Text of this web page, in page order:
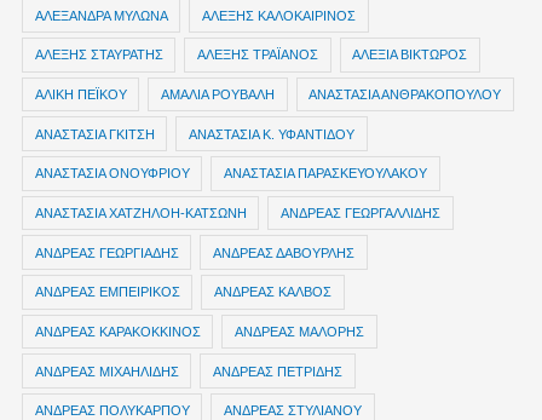
ΑΛΕΞΑΝΔΡΑ ΜΥΛΩΝΑ ΑΛΕΞΗΣ ΚΑΛΟΚΑΙΡΙΝΟΣ
ΑΛΕΞΗΣ ΣΤΑΥΡΑΤΗΣ ΑΛΕΞΗΣ ΤΡΑΪΑΝΟΣ ΑΛΕΞΙΑ ΒΙΚΤΩΡΟΣ
ΑΛΙΚΗ ΠΕΪΚΟΥ ΑΜΑΛΙΑ ΡΟΥΒΑΛΗ ΑΝΑΣΤΑΣΙΑ ΑΝΘΡΑΚΟΠΟΥΛΟΥ
ΑΝΑΣΤΑΣΙΑ ΓΚΙΤΣΗ ΑΝΑΣΤΑΣΙΑ Κ. ΥΦΑΝΤΙΔΟΥ
ΑΝΑΣΤΑΣΙΑ ΟΝΟΥΦΡΙΟΥ ΑΝΑΣΤΑΣΙΑ ΠΑΡΑΣΚΕΥΟΥΛΑΚΟΥ
ΑΝΑΣΤΑΣΙΑ ΧΑΤΖΗΛΟΗ-ΚΑΤΣΩΝΗ ΑΝΔΡΕΑΣ ΓΕΩΡΓΑΛΛΙΔΗΣ
ΑΝΔΡΕΑΣ ΓΕΩΡΓΙΑΔΗΣ ΑΝΔΡΕΑΣ ΔΑΒΟΥΡΛΗΣ
ΑΝΔΡΕΑΣ ΕΜΠΕΙΡΙΚΟΣ ΑΝΔΡΕΑΣ ΚΑΛΒΟΣ
ΑΝΔΡΕΑΣ ΚΑΡΑΚΟΚΚΙΝΟΣ ΑΝΔΡΕΑΣ ΜΑΛΟΡΗΣ
ΑΝΔΡΕΑΣ ΜΙΧΑΗΛΙΔΗΣ ΑΝΔΡΕΑΣ ΠΕΤΡΙΔΗΣ
ΑΝΔΡΕΑΣ ΠΟΛΥΚΑΡΠΟΥ ΑΝΔΡΕΑΣ ΣΤΥΛΙΑΝΟΥ